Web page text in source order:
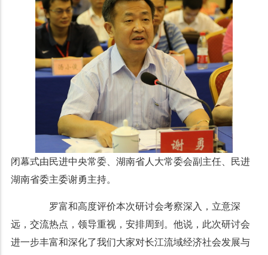
闭幕式由民进中央常委、湖南省人大常委会副主任、民进
湖南省委主委谢勇主持。
罗富和高度评价本次研讨会考察深入，立意深
远，交流热点，领导重视，安排周到。他说，此次研讨会
进一步丰富和深化了我们大家对长江流域经济社会发展与